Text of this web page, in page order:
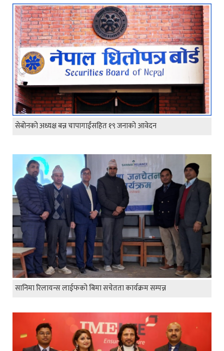
सेबोनको अध्यक्ष बन्न चापागाईंसहित १९ जनाको आवेदन
सानिमा रिलायन्स लाईफको बिमा सचेतता कार्यक्रम सम्पन्न